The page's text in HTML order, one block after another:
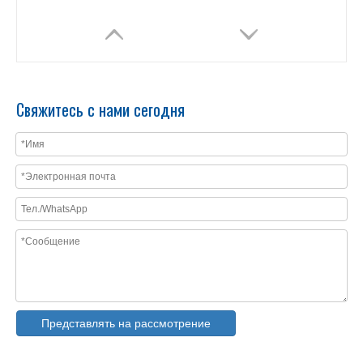
Автоматическая профилегибочная машина для производства сменных прогонов CZ Автоматическая профилегибочная машина для производства прогонов Z/полностью автоматизированный формовочный станок для прогона
Свяжитесь с нами сегодня
Представлять на рассмотрение